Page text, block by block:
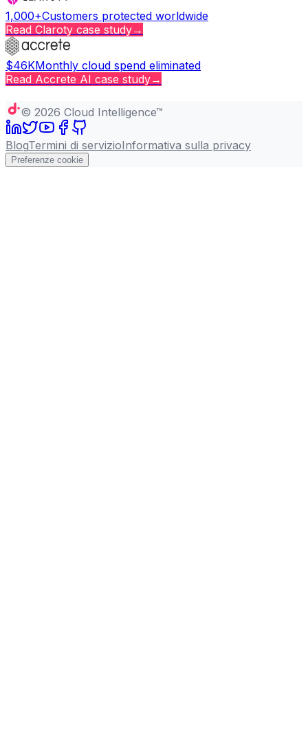
1,000+Customers protected worldwide
Read Claroty case study→
$46KMonthly cloud spend eliminated
Read Accrete AI case study→
© 2026 Cloud Intelligence™
BlogTermini di servizioInformativa sulla privacy
Preferenze cookie